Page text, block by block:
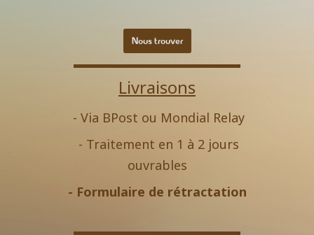
Nous trouver
Livraisons
- Via BPost ou Mondial Relay
- Traitement en 1 à 2 jours
ouvrables
- Formulaire de rétractation